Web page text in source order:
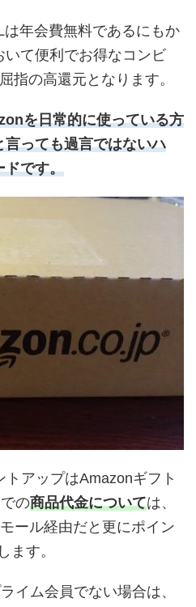
年会費無料であるにもか
て便利でお得なコンビ
指の高還元となります。
を日常的に使っている方
っても過言ではないハ
ドです。
アップはAmazonギフト
の商品代金については、
ール経由だと更にポイン
ます。
イム会員でない場合は、